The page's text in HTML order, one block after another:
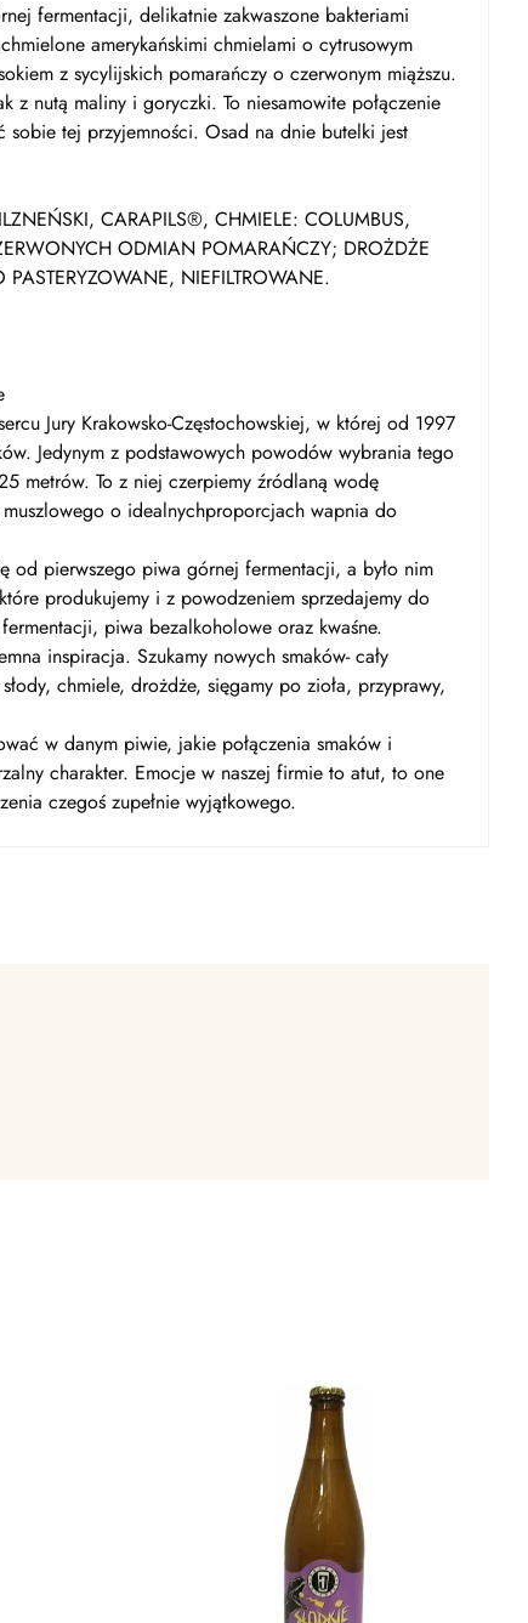
fermentacji, delikatnie zakwaszone bakteriami
amerykańskimi chmielami o cytrusowym
z sycylijskich pomarańczy o czerwonym miąższu.
z nutą maliny i goryczki. To niesamowite połączenie
tej przyjemności. Osad na dnie butelki jest
CARAPILS®, CHMIELE: COLUMBUS,
ODMIAN POMARAŃCZY; DROŻDŻE
NIEFILTROWANE.
Jury Krakowsko-Częstochowskiej, w której od 1997
Jedynym z podstawowych powodów wybrania tego
metrów. To z niej czerpiemy źródlaną wodę
o idealnychproporcjach wapnia do
od pierwszego piwa górnej fermentacji, a było nim
produkujemy i z powodzeniem sprzedajemy do
piwa bezalkoholowe oraz kwaśne.
inspiracja. Szukamy nowych smaków- cały
chmiele, drożdże, sięgamy po zioła, przyprawy,
w danym piwie, jakie połączenia smaków i
charakter. Emocje w naszej firmie to atut, to one
czegoś zupełnie wyjątkowego.